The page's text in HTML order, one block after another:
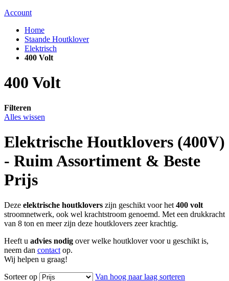
Account
Home
Staande Houtklover
Elektrisch
400 Volt
400 Volt
Filteren
Alles wissen
Elektrische Houtklovers (400V)
- Ruim Assortiment & Beste
Prijs
Deze elektrische houtklovers zijn geschikt voor het 400 volt
stroomnetwerk, ook wel krachtstroom genoemd. Met een drukkracht
van 8 ton en meer zijn deze houtklovers zeer krachtig.
Heeft u advies nodig over welke houtklover voor u geschikt is,
neem dan contact op.
Wij helpen u graag!
Sorteer op
Van hoog naar laag sorteren